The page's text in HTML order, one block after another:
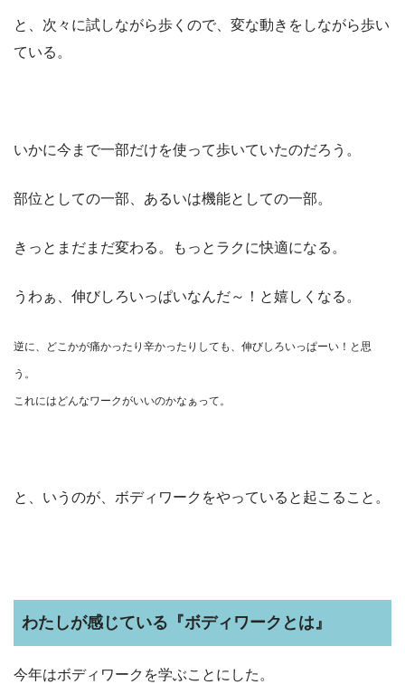
と、次々に試しながら歩くので、変な動きをしながら歩い
ている。
いかに今まで一部だけを使って歩いていたのだろう。
部位としての一部、あるいは機能としての一部。
きっとまだまだ変わる。もっとラクに快適になる。
うわぁ、伸びしろいっぱいなんだ～！と嬉しくなる。
逆に、どこかが痛かったり辛かったりしても、伸びしろいっぱーい！と思
う。
これにはどんなワークがいいのかなぁって。
と、いうのが、ボディワークをやっていると起こること。
わたしが感じている『ボディワークとは』
今年はボディワークを学ぶことにした。